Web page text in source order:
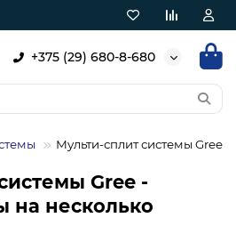
+375 (29) 680-8-680
Мульти-сплит системы Gree
Gree -
на несколько